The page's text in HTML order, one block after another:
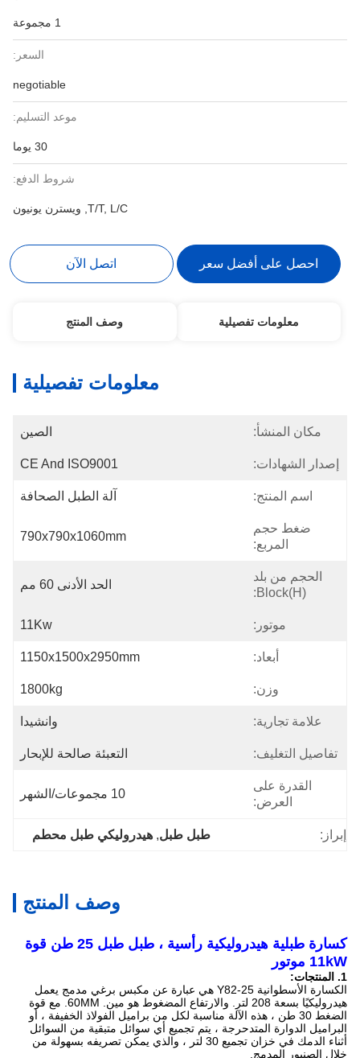
السعر:
negotiable
موعد التسليم:
30 يوما
شروط الدفع:
T/T, L/C, ويسترن يونيون
احصل على أفضل سعر اتصل الآن
معلومات تفصيلية وصف المنتج
معلومات تفصيلية
مكان المنشأ: الصين
إصدار الشهادات: CE And ISO9001
اسم المنتج: آلة الطبل الصحافة
ضغط حجم
المربع:
790x790x1060mm
الحجم من بلد
Block(H):
الحد الأدنى 60 مم
موتور: 11Kw
أبعاد: 1150x1500x2950mm
وزن: 1800kg
علامة تجارية: وانشيدا
تفاصيل التغليف: التعبئة صالحة للإبحار
القدرة على
العرض:
10 مجموعات/الشهر
إبراز: طبل طبل , هيدروليكي طبل محطم
وصف المنتج
كسارة طبلية هيدروليكية رأسية ، طبل طبل 25 طن قوة
11kW موتور
1. المنتجات:
الكسارة الأسطوانية Y82-25 هي عبارة عن مكبس برغي مدمج يعمل
هيدروليكيًا بسعة 208 لتر.
والارتفاع المضغوط هو مين. 60MM.
مع قوة
الضغط 30 طن ، هذه الآلة مناسبة لكل من براميل الفولاذ الخفيفة ، أو
البراميل الدوارة المتدحرجة ، يتم تجميع أي سوائل متبقية من السوائل
أثناء الدمك في خزان تجميع 30 لتر ، والذي يمكن تصريفه بسهولة من
خلال الصنبور المدمج.